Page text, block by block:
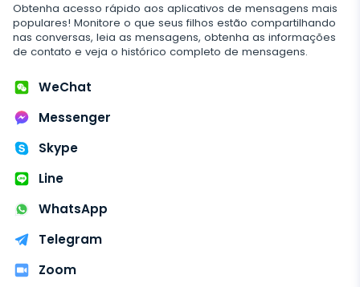
Aplicativo para Ver Mensagens de Outro celular
Localização GPS
Keylogger
Notificações
Aplicativos de mensagens
Whatsapp
Facebook Messenger
Zoom
Viber
Telegram
WeChat
Skype
Kik
Mídia social
Mídia social
Facebook
Instagram
Snapchat
TikTok
Tinder
Rastreio de foto e vídeo
Internet
Histórico do navegador
Obtenha acesso rápido aos aplicativos de mensagens mais
populares! Monitore o que seus filhos estão compartilhando
nas conversas, leia as mensagens, obtenha as informações
de contato e veja o histórico completo de mensagens.
WeChat
Messenger
Skype
Line
WhatsApp
Telegram
Zoom